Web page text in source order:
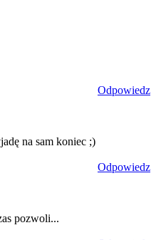
Odpowiedz
na sam koniec ;)
Odpowiedz
pozwoli...